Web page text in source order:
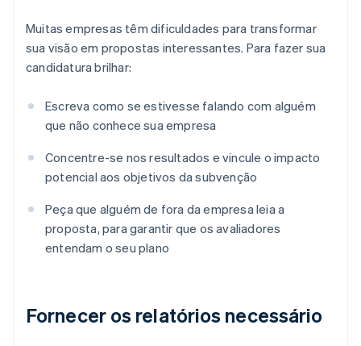
Muitas empresas têm dificuldades para transformar
sua visão em propostas interessantes. Para fazer sua
candidatura brilhar:
Escreva como se estivesse falando com alguém
que não conhece sua empresa
Concentre-se nos resultados e vincule o impacto
potencial aos objetivos da subvenção
Peça que alguém de fora da empresa leia a
proposta, para garantir que os avaliadores
entendam o seu plano
Fornecer os relatórios necessário